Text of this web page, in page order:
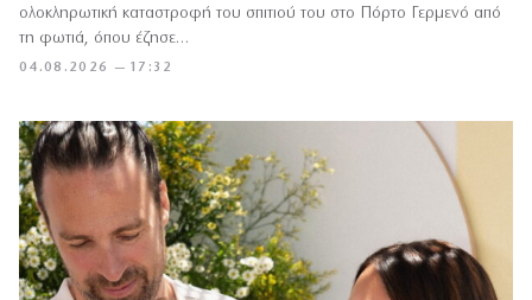
04.08.2026 — 17:32
ολοκληρωτική καταστροφή του σπιτιού του στο Πόρτο Γερμενό από
τη φωτιά, όπου έζησε…